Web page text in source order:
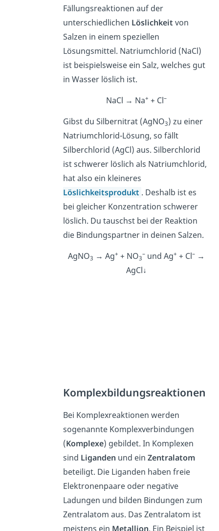
Fällungsreaktionen auf der
unterschiedlichen Löslichkeit von
Salzen in einem speziellen
Lösungsmittel. Natriumchlorid (NaCl)
ist beispielsweise ein Salz, welches gut
in Wasser löslich ist.
NaCl → Na+ + Cl–
Gibst du Silbernitrat (AgNO3) zu einer
Natriumchlorid-Lösung, so fällt
Silberchlorid (AgCl) aus. Silberchlorid
ist schwerer löslich als Natriumchlorid,
hat also ein kleineres
Löslichkeitsprodukt . Deshalb ist es
bei gleicher Konzentration schwerer
löslich. Du tauschst bei der Reaktion
die Bindungspartner in deinen Salzen.
AgNO3 → Ag+ + NO3
–und Ag+ + Cl–→
AgCl↓
Komplexbildungsreaktionen
Bei Komplexreaktionen werden
sogenannte Komplexverbindungen
(Komplexe) gebildet. In Komplexen
sind Liganden und einZentralatom
beteiligt. Die Liganden haben freie
Elektronenpaare oder negative
Ladungen und bilden Bindungen zum
Zentralatom aus. Das Zentralatom ist
meistens ein Metallion. Ein Beispiel ist